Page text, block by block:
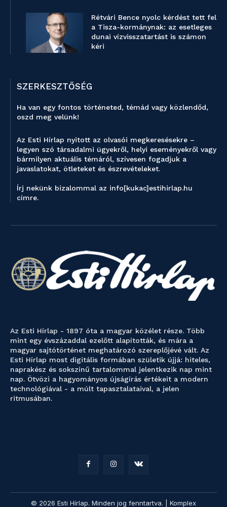
Rétvári Bence nyolc kérdést tett fel
a Tisza-kormánynak: az esetleges
dunai vízvisszatartást is számon
kéri
SZERKESZTŐSÉG
Ha van egy fontos történeted, témád vagy közlendőd,
oszd meg velünk!
Az Esti Hírlap nyitott az olvasói megkeresésekre –
legyen szó társadalmi ügyekről, helyi eseményekről vagy
bármilyen aktuális témáról, szívesen fogadjuk a
javaslatokat, ötleteket és észrevételeket.
Írj nekünk bizalommal az info[kukac]estihirlap.hu
címre.
Az Esti Hírlap - 1897 óta a magyar közélet része. Több
mint egy évszázaddal ezelőtt alapították, és mára a
magyar sajtótörténet meghatározó szereplőjévé vált. Az
Esti Hírlap most digitális formában születik újjá: hiteles,
naprakész és sokszínű tartalommal jelentkezik nap mint
nap. Ötvözi a hagyományos újságírás értékeit a modern
technológiával - a múlt tapasztalataival, a jelen
ritmusában.
© 2026 Esti Hírlap. Minden jog fenntartva. | Komplex